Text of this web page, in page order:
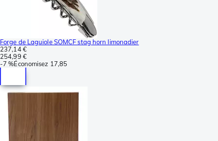
Forge de Laguiole SOMCF stag horn limonadier
237,14 €
254,99 €
-7 %Économisez 17,85